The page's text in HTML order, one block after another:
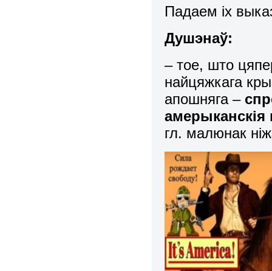
Падаем іх
Душэнаў:
– тое, што
найцяжкага
апошняга –
амерыканскія
гл. малюнак